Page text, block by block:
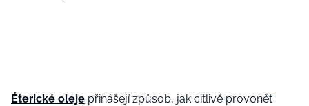
Éterické oleje přinášejí způsob, jak citlivě provonět